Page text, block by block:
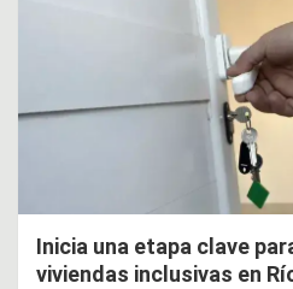
Inicia una etapa clave
viviendas inclusivas en